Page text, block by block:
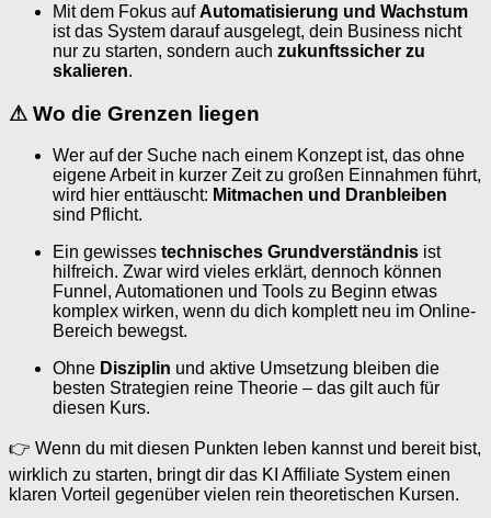
Mit dem Fokus auf Automatisierung und Wachstum
ist das System darauf ausgelegt, dein Business nicht
nur zu starten, sondern auch zukunftssicher zu
skalieren.
⚠ Wo die Grenzen liegen
Wer auf der Suche nach einem Konzept ist, das ohne
eigene Arbeit in kurzer Zeit zu großen Einnahmen führt,
wird hier enttäuscht: Mitmachen und Dranbleiben
sind Pflicht.
Ein gewisses technisches Grundverständnis ist
hilfreich. Zwar wird vieles erklärt, dennoch können
Funnel, Automationen und Tools zu Beginn etwas
komplex wirken, wenn du dich komplett neu im Online-
Bereich bewegst.
Ohne Disziplin und aktive Umsetzung bleiben die
besten Strategien reine Theorie – das gilt auch für
diesen Kurs.
👉 Wenn du mit diesen Punkten leben kannst und bereit bist,
wirklich zu starten, bringt dir das KI Affiliate System einen
klaren Vorteil gegenüber vielen rein theoretischen Kursen.